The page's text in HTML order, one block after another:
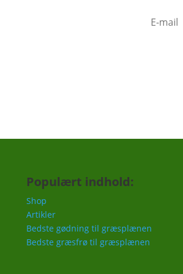
Populært indhold:
Shop
Artikler
Bedste gødning til græsplænen
Bedste græsfrø til græsplænen